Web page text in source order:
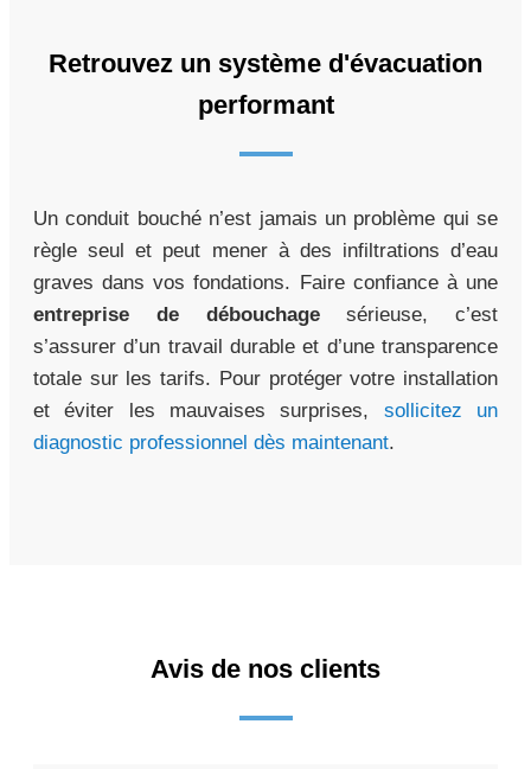
Retrouvez un système d'évacuation
performant
Un conduit bouché n’est jamais un problème qui se
règle seul et peut mener à des infiltrations d’eau
graves dans vos fondations. Faire confiance à une
entreprise de débouchagesérieuse, c’est
s’assurer d’un travail durable et d’une transparence
totale sur les tarifs. Pour protéger votre installation
et éviter les mauvaises surprises, sollicitez un
diagnostic professionnel dès maintenant.
Avis de nos clients